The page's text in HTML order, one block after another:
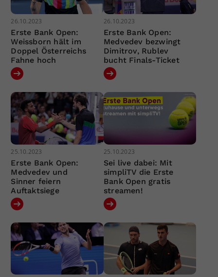
26.10.2023
Erste Bank Open:
Weissborn hält im
Doppel Österreichs
Fahne hoch
26.10.2023
Erste Bank Open:
Medvedev bezwingt
Dimitrov, Rublev
bucht Finals-Ticket
25.10.2023
Erste Bank Open:
Medvedev und
Sinner feiern
Auftaktsiege
25.10.2023
Sei live dabei: Mit
simpliTV die Erste
Bank Open gratis
streamen!